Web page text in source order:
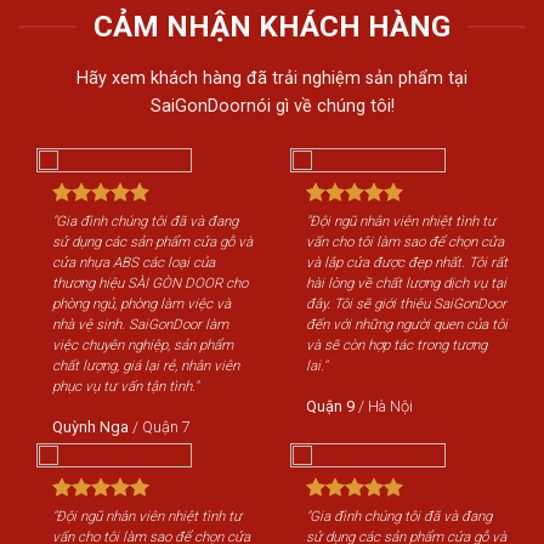
CẢM NHẬN KHÁCH HÀNG
Hãy xem khách hàng đã trải nghiệm sản phẩm tại
SaiGonDoornói gì về chúng tôi!
"Gia đình chúng tôi đã và đang
sử dụng các sản phẩm cửa gỗ và
cửa nhựa ABS các loại của
thương hiệu SÀI GÒN DOOR cho
phòng ngủ, phòng làm việc và
nhà vệ sinh. SaiGonDoor làm
việc chuyên nghiệp, sản phẩm
chất lượng, giá lại rẻ, nhân viên
phục vụ tư vấn tận tình."
Quỳnh Nga / Quận 7
"Đội ngũ nhân viên nhiệt tình tư
vấn cho tôi làm sao để chọn cửa
và lắp cửa được đẹp nhất. Tôi rất
hài lòng về chất lượng dịch vụ tại
đây. Tôi sẽ giới thiệu SaiGonDoor
đến với những người quen của tôi
và sẽ còn hợp tác trong tương
lai."
Quận 9 / Hà Nội
"Đội ngũ nhân viên nhiệt tình tư
vấn cho tôi làm sao để chọn cửa
"Gia đình chúng tôi đã và đang
sử dụng các sản phẩm cửa gỗ và